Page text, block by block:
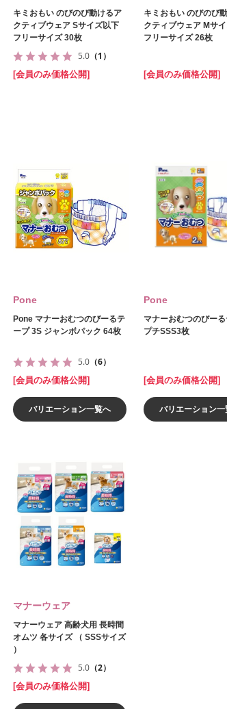
キミおもい のびのび動けるア
クティブウェア Sサイズ以下
フリーサイズ 30枚
5.0 （1）
[会員のみ価格公開]
キミおもい のびのび
クティブウェア Mサ
フリーサイズ 26枚
[会員のみ価格公開]
Pone
Pone マナーおむつのびーるテ
ープ 3S ジャンボパック 64枚
5.0 （6）
[会員のみ価格公開]
バリエーション一覧へ
Pone
マナーおむつのびー
プチSSS3枚
[会員のみ価格公開]
バリエーション一
マナーウェア
マナーウェア 高齢犬用 長時間
オムツ 各サイズ （ SSSサイズ
）
5.0 （2）
[会員のみ価格公開]